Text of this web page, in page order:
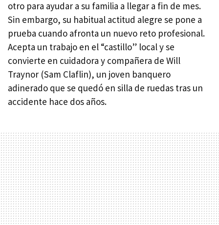
otro para ayudar a su familia a llegar a fin de mes.
Sin embargo, su habitual actitud alegre se pone a
prueba cuando afronta un nuevo reto profesional.
Acepta un trabajo en el “castillo” local y se
convierte en cuidadora y compañera de Will
Traynor (Sam Claflin), un joven banquero
adinerado que se quedó en silla de ruedas tras un
accidente hace dos años.